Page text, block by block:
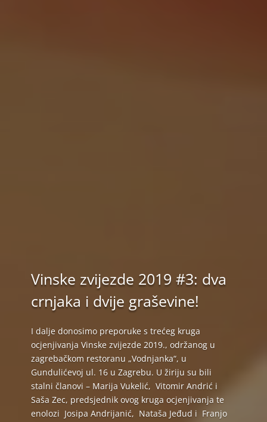
Vinske zvijezde 2019 #3: dva
crnjaka i dvije graševine!
I dalje donosimo preporuke s trećeg kruga
ocjenjivanja Vinske zvijezde 2019., održanog u
zagrebačkom restoranu „Vodnjanka“, u
Gundulićevoj ul. 16 u Zagrebu. U žiriju su bili
stalni članovi – Marija Vukelić, Vitomir Andrić i
Saša Zec, predsjednik ovog kruga ocjenjivanja te
enolozi Josipa Andrijanić, Nataša Jeđud i Franjo